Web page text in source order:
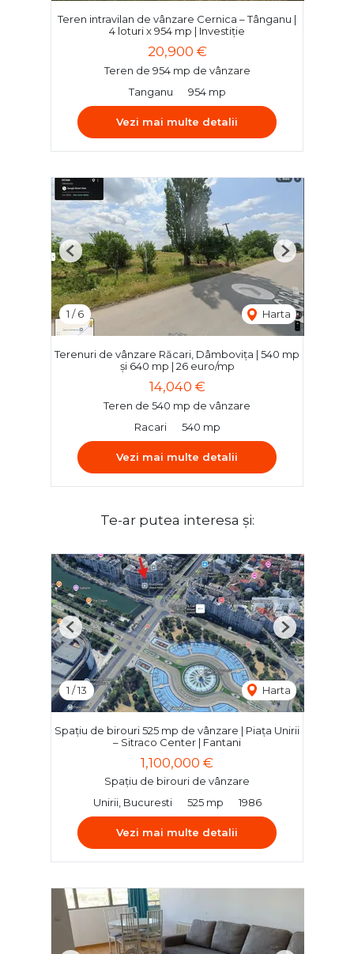
Teren intravilan de vânzare Cernica – Tânganu |
4 loturi x 954 mp | Investiție
20,900 €
Teren de 954 mp de vânzare
Tanganu
954 mp
Vezi mai multe detalii
1 /6 Harta
Previous Next
Terenuri de vânzare Răcari, Dâmbovița | 540 mp
și 640 mp | 26 euro/mp
14,040 €
Teren de 540 mp de vânzare
Racari
540 mp
Vezi mai multe detalii
Te-ar putea interesa și:
1 /13 Harta
Previous Next
Spațiu de birouri 525 mp de vânzare | Piața Unirii
– Sitraco Center | Fantani
1,100,000 €
Spațiu de birouri de vânzare
Unirii, Bucuresti
525 mp 1986
Vezi mai multe detalii